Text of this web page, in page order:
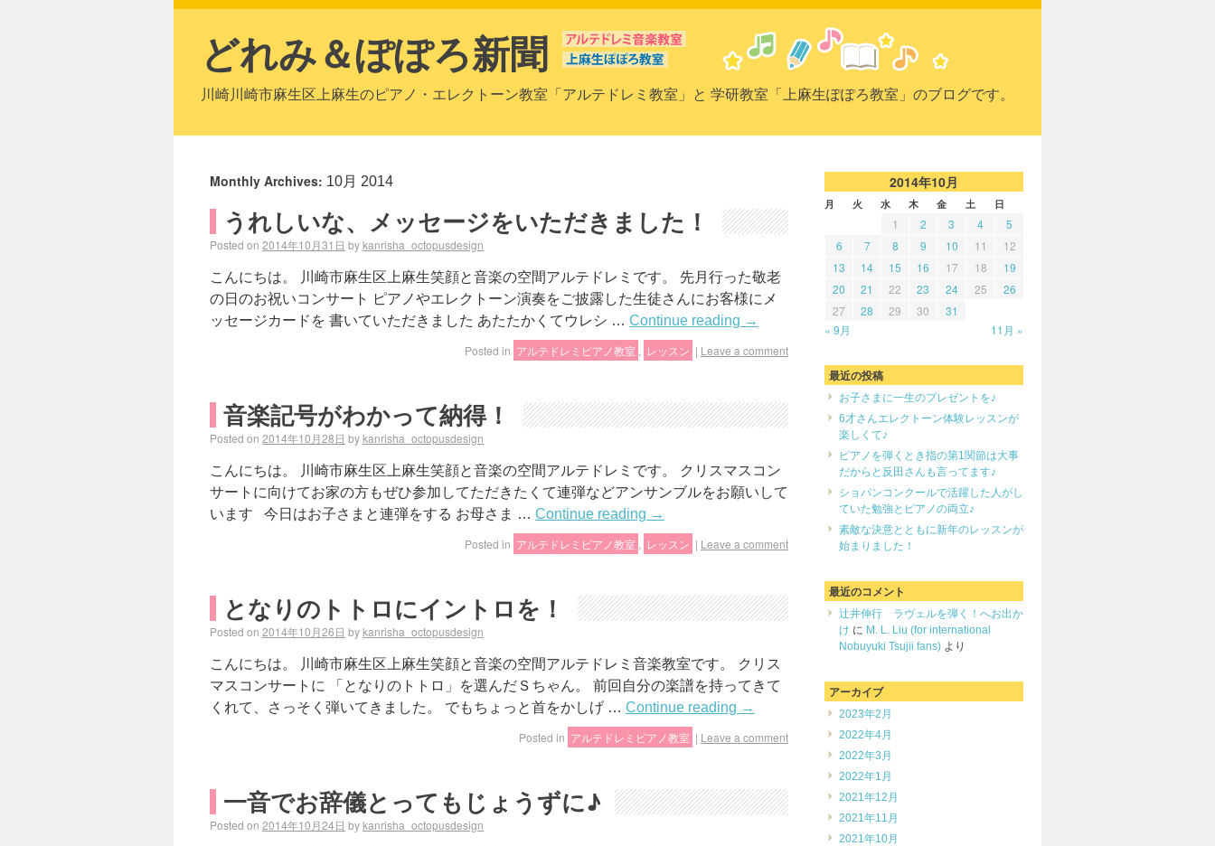
どれみ＆ぽぽろ新聞
川崎川崎市麻生区上麻生のピアノ・エレクトーン教室「アルテドレミ教室」と 学研教室「上麻生ぽぽろ教室」のブログです。
Monthly Archives: 10月 2014
うれしいな、メッセージをいただきました！
Posted on 2014年10月31日 bykanrisha_octopusdesign
こんにちは。 川崎市麻生区上麻生笑顔と音楽の空間アルテドレミです。 先月行った敬老
の日のお祝いコンサート ピアノやエレクトーン演奏をご披露した生徒さんにお客様にメ
ッセージカードを 書いていただきました あたたかくてウレシ … Continue reading →
Posted in アルテドレミピアノ教室 レッスン | Leave a comment
音楽記号がわかって納得！
Posted on 2014年10月28日 bykanrisha_octopusdesign
こんにちは。 川崎市麻生区上麻生笑顔と音楽の空間アルテドレミです。 クリスマスコン
サートに向けてお家の方もぜひ参加してただきたくて連弾などアンサンブルをお願いして
います 今日はお子さまと連弾をする お母さま … Continue reading →
Posted in アルテドレミピアノ教室 レッスン | Leave a comment
となりのトトロにイントロを！
Posted on 2014年10月26日 bykanrisha_octopusdesign
こんにちは。 川崎市麻生区上麻生笑顔と音楽の空間アルテドレミ音楽教室です。 クリス
マスコンサートに 「となりのトトロ」を選んだＳちゃん。 前回自分の楽譜を持ってきて
くれて、さっそく弾いてきました。 でもちょっと首をかしげ … Continue reading →
Posted in アルテドレミピアノ教室 | Leave a comment
一音でお辞儀とってもじょうずに♪
Posted on 2014年10月24日 bykanrisha_octopusdesign
2014年10月
月 火 水 木 金 土 日
« 9月 11月 »
1 2 3 4
5
6
7 8 9 10 11
12
13
14 15 16 17 18
19
20
21 22 23 24 25
26
27
28 29 30 31
最近の投稿
お子さまに一生のプレゼントを♪
6才さんエレクトーン体験レッスンが
楽しくて♪
ピアノを弾くとき指の第1関節は大事
だからと反田さんも言ってます♪
ショパンコンクールで活躍した人がし
ていた勉強とピアノの両立♪
素敵な決意とともに新年のレッスンが
始まりました！
最近のコメント
辻井伸行 ラヴェルを弾く！へお出か
け に M. L. Liu (for international
Nobuyuki Tsujii fans)より
アーカイブ
2023年2月
2022年4月
2022年3月
2022年1月
2021年12月
2021年11月
2021年10月